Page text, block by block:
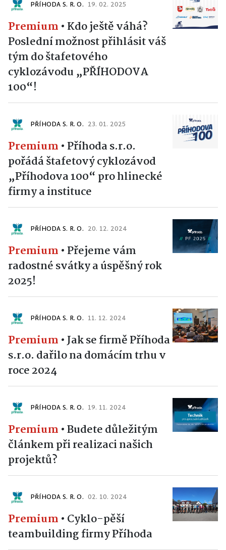
PŘÍHODA S. R. O. 19. 02. 2025
Premium • Kdo ještě váhá?
Poslední možnost přihlásit váš
tým do štafetového
cyklozávodu „PŘÍHODOVA
100“!
PŘÍHODA S. R. O. 23. 01. 2025
Premium • Příhoda s.r.o.
pořádá štafetový cyklozávod
„Příhodova 100“ pro hlinecké
firmy a instituce
PŘÍHODA S. R. O. 20. 12. 2024
Premium • Přejeme vám
radostné svátky a úspěšný rok
2025!
PŘÍHODA S. R. O. 11. 12. 2024
Premium •Jak se firmě Příhoda
s.r.o. dařilo na domácím trhu v
roce 2024
PŘÍHODA S. R. O. 19. 11. 2024
Premium •Budete důležitým
článkem při realizaci našich
projektů?
PŘÍHODA S. R. O. 02. 10. 2024
Premium • Cyklo-pěší
teambuilding firmy Příhoda